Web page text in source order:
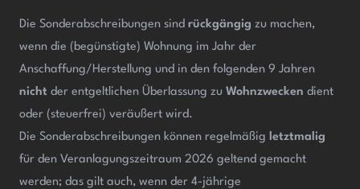
Die Sonderabschreibungen sind rückgängig zu machen,
wenn die (begünstigte) Wohnung im Jahr der
Anschaffung/Herstellung und in den folgenden 9 Jahren
nicht der entgeltlichen Überlassung zu Wohnzwecken dient
oder (steuerfrei) veräußert wird.
Die Sonderabschreibungen können regelmäßig letztmalig
für den Veranlagungszeitraum 2026 geltend gemacht
werden; das gilt auch, wenn der 4-jährige